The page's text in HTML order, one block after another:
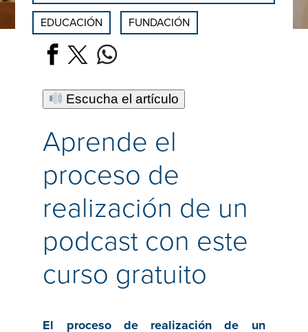
EDUCACIÓN FUNDACIÓN
Escucha el artículo
Aprende el
proceso de
realización de un
podcast con este
curso gratuito
El proceso de realización de un